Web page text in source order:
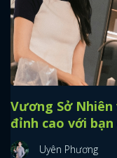
Vương Sở
đỉnh cao với bạn
Uyên Phương